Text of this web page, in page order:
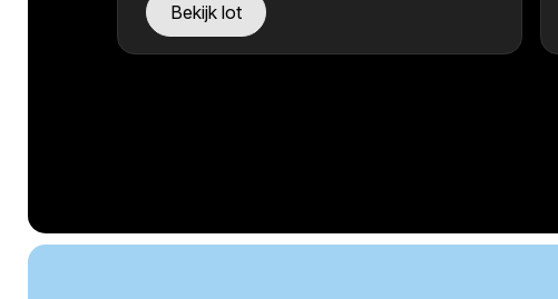
Bekijk lot